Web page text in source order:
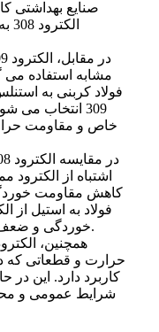
صنایع بهداشتی
مشابه استفاده می
فولاد کربنی به
309 انتخاب
خاص و مقاومت
اشتباه از
کاهش مقاومت
خوردگی و ضعف در محل جوش افزایش پیدا می کند.
حرارت و قطعاتی که
شرایط عمومی و